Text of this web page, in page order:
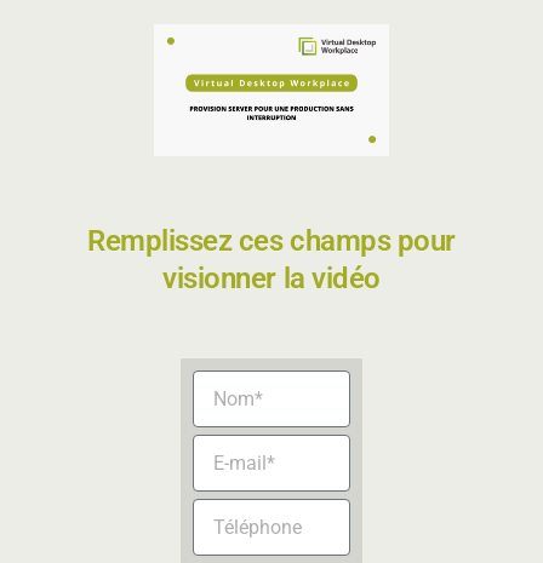
Remplissez ces champs pour
visionner la vidéo